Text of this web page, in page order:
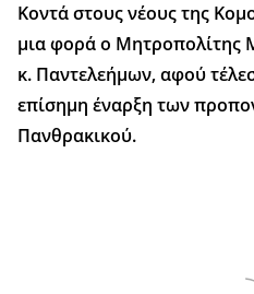
Κοντά στους νέους της
μια φορά ο Μητροπολίτης
κ. Παντελεήμων, αφού
επίσημη έναρξη των
Πανθρακικού.